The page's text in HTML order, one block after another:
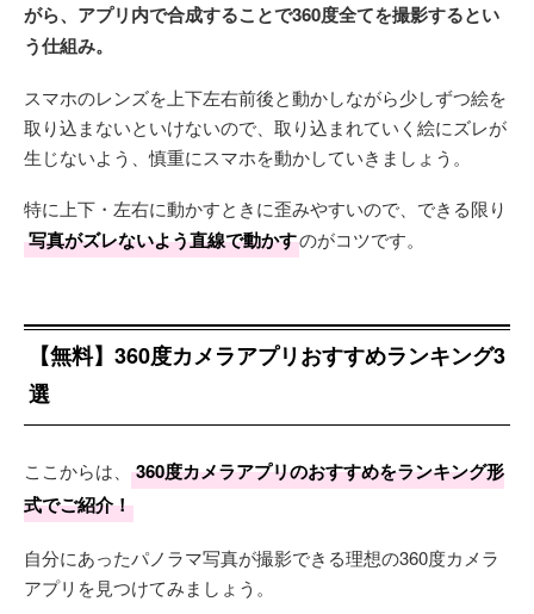
がら、アプリ内で合成することで360度全てを撮影するとい
う仕組み。
スマホのレンズを上下左右前後と動かしながら少しずつ絵を
取り込まないといけないので、取り込まれていく絵にズレが
生じないよう、慎重にスマホを動かしていきましょう。
特に上下・左右に動かすときに歪みやすいので、できる限り
写真がズレないよう直線で動かすのがコツです。
【無料】360度カメラアプリおすすめランキング3
選
ここからは、
360度カメラアプリのおすすめをランキング形
式でご紹介！
自分にあったパノラマ写真が撮影できる理想の360度カメラ
アプリを見つけてみましょう。